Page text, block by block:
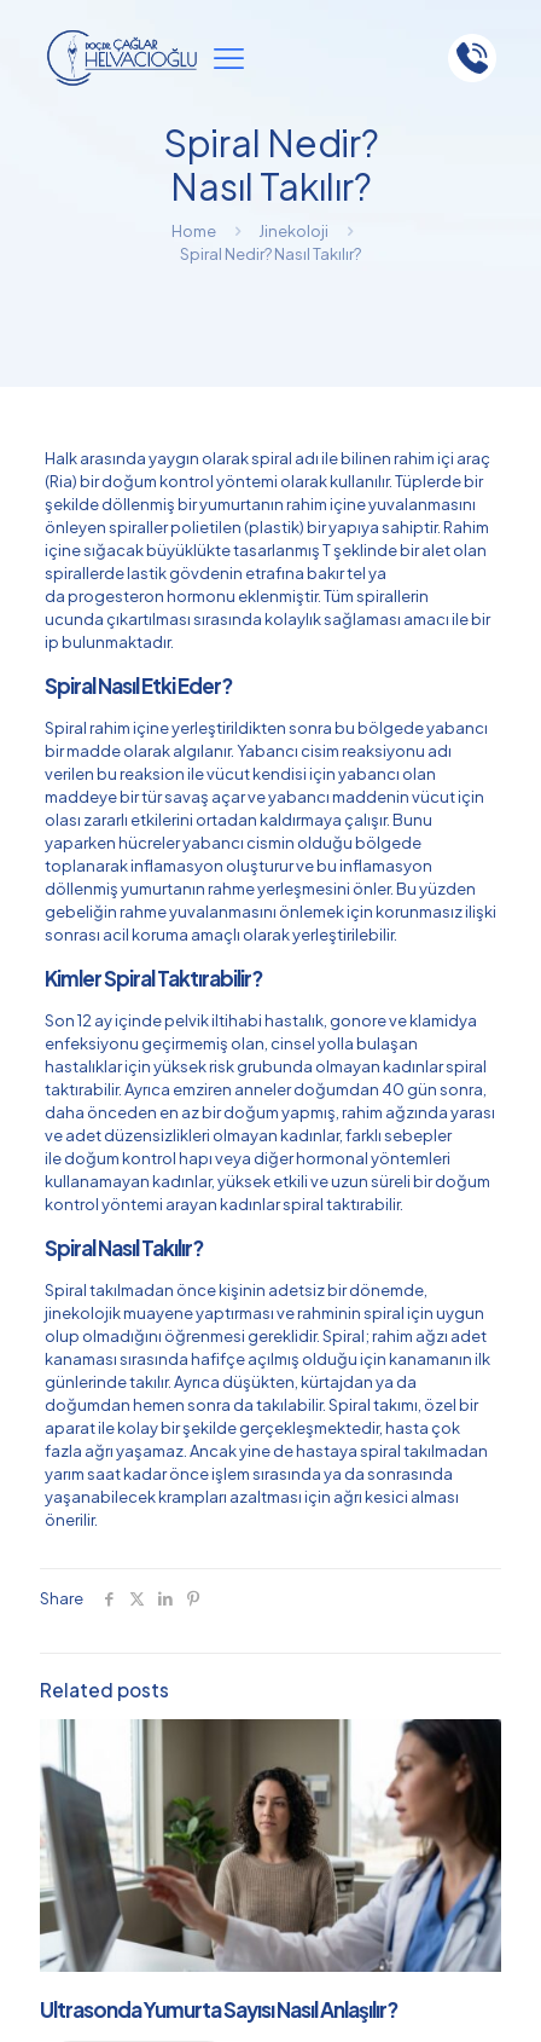
Spiral Nedir?
Nasıl Takılır?
Home
Jinekoloji
Spiral Nedir? Nasıl Takılır?
Halk arasında yaygın olarak spiral adı ile bilinen rahim içi araç
(Ria) bir doğum kontrol yöntemi olarak kullanılır. Tüplerde bir
şekilde döllenmiş bir yumurtanın rahim içine yuvalanmasını
önleyen spiraller polietilen (plastik) bir yapıya sahiptir. Rahim
içine sığacak büyüklükte tasarlanmış T şeklinde bir alet olan
spirallerde lastik gövdenin etrafına bakır tel ya
da progesteron hormonu eklenmiştir. Tüm spirallerin
ucunda çıkartılması sırasında kolaylık sağlaması amacı ile bir
ip bulunmaktadır.
Spiral Nasıl Etki Eder?
Spiral rahim içine yerleştirildikten sonra bu bölgede yabancı
bir madde olarak algılanır. Yabancı cisim reaksiyonu adı
verilen bu reaksion ile vücut kendisi için yabancı olan
maddeye bir tür savaş açar ve yabancı maddenin vücut için
olası zararlı etkilerini ortadan kaldırmaya çalışır. Bunu
yaparken hücreler yabancı cismin olduğu bölgede
toplanarak inflamasyon oluşturur ve bu inflamasyon
döllenmiş yumurtanın rahme yerleşmesini önler. Bu yüzden
gebeliğin rahme yuvalanmasını önlemek için korunmasız ilişki
sonrası acil koruma amaçlı olarak yerleştirilebilir.
Kimler Spiral Taktırabilir?
Son 12 ay içinde pelvik iltihabi hastalık, gonore ve klamidya
enfeksiyonu geçirmemiş olan, cinsel yolla bulaşan
hastalıklar için yüksek risk grubunda olmayan kadınlar spiral
taktırabilir. Ayrıca emziren anneler doğumdan 40 gün sonra,
daha önceden en az bir doğum yapmış, rahim ağzında yarası
ve adet düzensizlikleri olmayan kadınlar, farklı sebepler
ile doğum kontrol hapı veya diğer hormonal yöntemleri
kullanamayan kadınlar, yüksek etkili ve uzun süreli bir doğum
kontrol yöntemi arayan kadınlar spiral taktırabilir.
Spiral Nasıl Takılır?
Spiral takılmadan önce kişinin adetsiz bir dönemde,
jinekolojik muayene yaptırması ve rahminin spiral için uygun
olup olmadığını öğrenmesi gereklidir. Spiral; rahim ağzı adet
kanaması sırasında hafifçe açılmış olduğu için kanamanın ilk
günlerinde takılır. Ayrıca düşükten, kürtajdan ya da
doğumdan hemen sonra da takılabilir. Spiral takımı, özel bir
aparat ile kolay bir şekilde gerçekleşmektedir, hasta çok
fazla ağrı yaşamaz. Ancak yine de hastaya spiral takılmadan
yarım saat kadar önce işlem sırasında ya da sonrasında
yaşanabilecek krampları azaltması için ağrı kesici alması
önerilir.
Share
Related posts
Ultrasonda Yumurta Sayısı Nasıl Anlaşılır?